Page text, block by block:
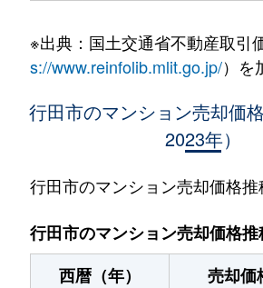
※出典：国土交通省不動産取引
s://www.reinfolib.mlit.go.jp/）を
行田市のマンション売却価
2023年）
行田市のマンション売却価格推
行田市のマンション売却価格推
西暦（年）
売却価